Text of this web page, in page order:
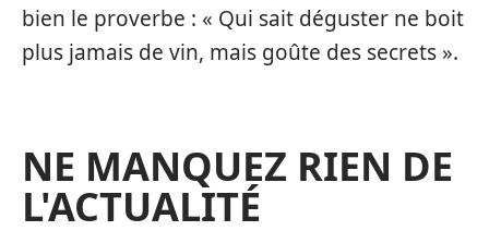
bien le proverbe : « Qui sait déguster ne boit
plus jamais de vin, mais goûte des secrets ».
NE MANQUEZ RIEN DE
L'ACTUALITÉ